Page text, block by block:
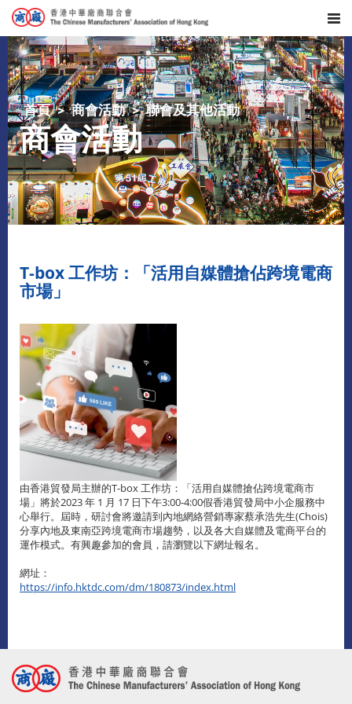
首頁 商會活動 聯會及其他活動
商會活動
T-box 工作坊：「活用自媒體搶佔跨境電商
市場」
由香港貿發局主辦的T-box 工作坊：「活用自媒體搶佔跨境電商市
場」將於2023 年 1 月 17 日下午3:00-4:00假香港貿發局中小企服務中
心舉行。屆時，研討會將邀請到內地網絡營銷專家蔡承浩先生(Chois)
分享內地及東南亞跨境電商市場趨勢，以及各大自媒體及電商平台的
運作模式。有興趣參加的會員，請瀏覽以下網址報名。
網址：
https://info.hktdc.com/dm/180873/index.html